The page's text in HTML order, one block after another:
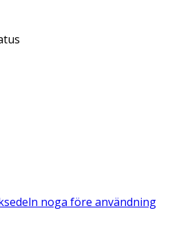
noga före användning